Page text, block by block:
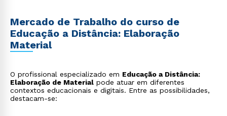
Mercado de Trabalho do curso de
Educação a Distância: Elaboração
Material
O profissional especializado em Educação a Distância:
Elaboração de Material pode atuar em diferentes
contextos educacionais e digitais. Entre as possibilidades,
destacam-se: